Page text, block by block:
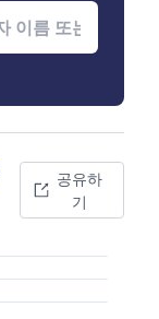
공유하
기